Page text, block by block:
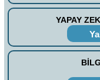
YAPAY